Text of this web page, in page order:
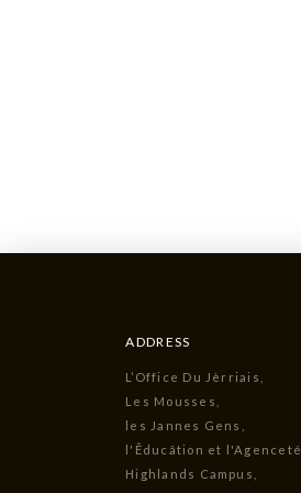
ADDRESS
L’Office Du Jèrriais,
Les Mousses,
les Jannes Gens,
l'Êducâtion et l'Agenceté,
Highlands Campus,